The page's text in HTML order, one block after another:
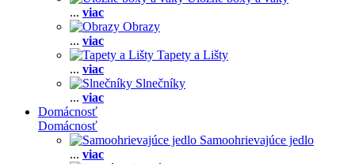
... viac
Obrazy
... viac
Tapety a Lišty
... viac
Slnečníky
... viac
Domácnosť
Domácnosť
Samoohrievajúce jedlo
... viac